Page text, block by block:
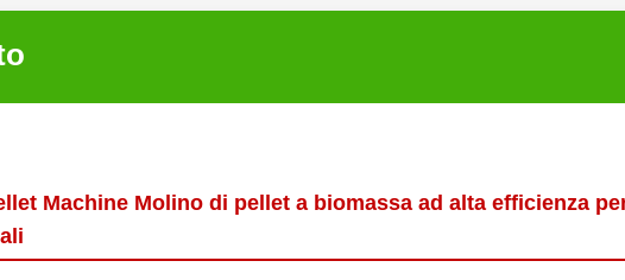
Machine Molino di pellet a biomassa ad alta efficienza